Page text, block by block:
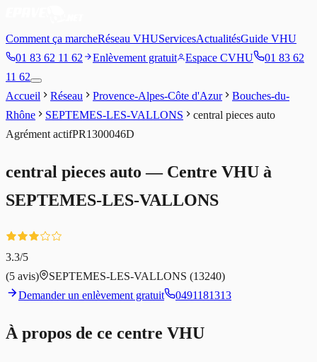
Comment ça marcheRéseau VHUServicesActualitésGuide VHU
01 83 62 11 62
Enlèvement gratuit Espace CVHU
01 83 62
11 62
Accueil
Réseau Provence-Alpes-Côte d'Azur
Bouches-du-
Rhône
SEPTEMES-LES-VALLONS
central pieces auto
Agrément actifPR1300046D
central pieces auto — Centre VHU à
SEPTEMES-LES-VALLONS
3.3/5
(5 avis) SEPTEMES-LES-VALLONS (13240)
Demander un enlèvement gratuit
0491181313
À propos de ce centre VHU